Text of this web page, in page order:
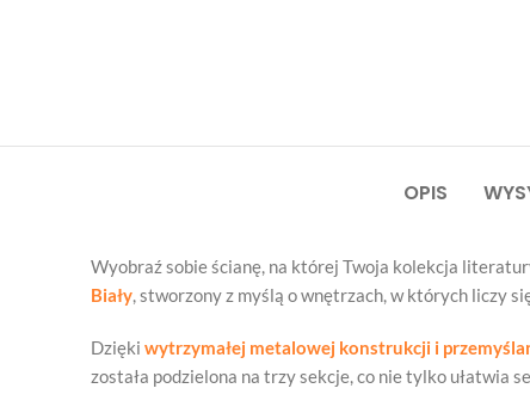
OPIS
Wyobraź sobie ścianę, na której Twoja kolekcja
Biały, stworzony z myślą o wnętrzach, w których liczy
Dzięki wytrzymałej metalowej konstrukcji i
została podzielona na trzy sekcje, co nie tylko ułatwia